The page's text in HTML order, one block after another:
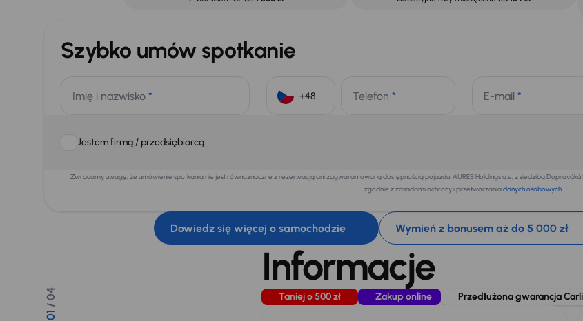
Szybko umów spotkanie
Imię i nazwisko * Telefon * E-mail *
Jestem firmą / przedsiębiorcą
Zwracamy uwagę, że umówienie spotkania nie jest równoznaczne z rezerwacją ani zagwarantowaną dostępnością pojazdu. AURES Holdings a.s., z siedzibą
zgodnie z zasadami ochrony i przetwarzaniadanych osobowych.
Dowiedz się więcej o samochodzie Wymień z bonusem aż do 5 000 zł
01
/ 04
Informacje
Taniej o 500 zł Zakup online Przedłużona gwarancja